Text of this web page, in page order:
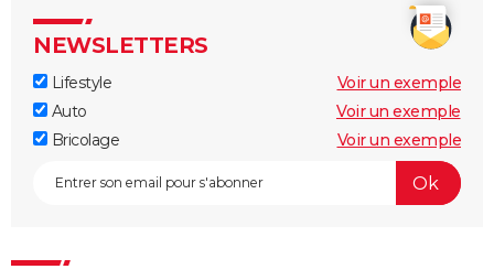
NEWSLETTERS
Lifestyle
Voir un exemple
Auto
Voir un exemple
Bricolage
Voir un exemple